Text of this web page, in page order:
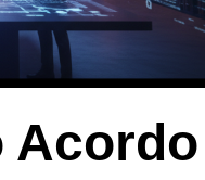
Acordo